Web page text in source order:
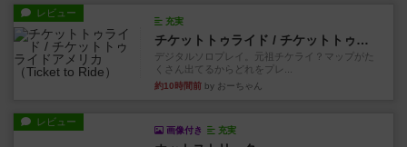
レビュー
充実
チケットトゥライド / チケットトゥライドアメリカ
デジタルソロプレイ。元祖チケライ？マップがた
くさん出てるからどれをプレ...
約10時間前 by おーちゃん
レビュー
画像付き 充実